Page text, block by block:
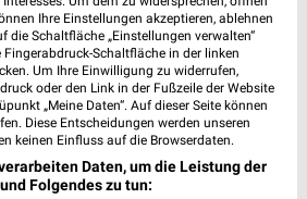
und Entfernung für
Filiale in Freilassing
Ihre Einstellungen akzeptieren, ablehnen
die Schaltfläche „Einstellungen verwalten“
Schaltfläche in der linken
Um Ihre Einwilligung zu widerrufen,
oder den Link in der Fußzeile der Website
„Meine Daten“. Auf dieser Seite können
Diese Entscheidungen werden unseren
keinen Einfluss auf die Browserdaten.
Daten, um die Leistung der
Folgendes zu tun: